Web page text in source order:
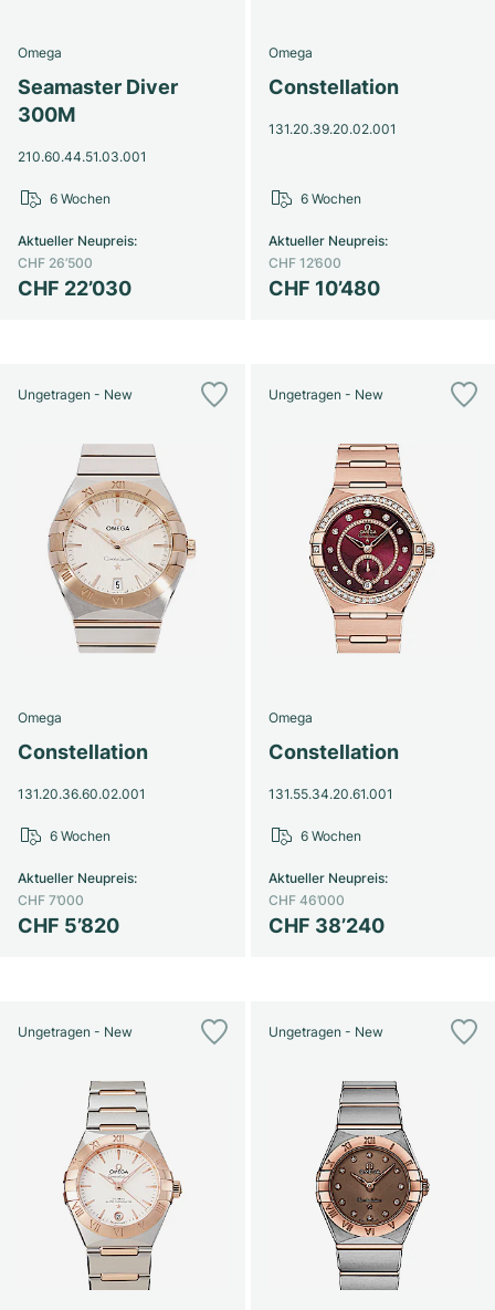
Omega
Seamaster Diver
300M
210.60.44.51.03.001
CHF 22’030
Aktueller Neupreis:
CHF 26’500
6 Wochen
Omega
Constellation
131.20.39.20.02.001
CHF 10’480
Aktueller Neupreis:
CHF 12’600
6 Wochen
Ungetragen - New
Omega
Constellation
131.20.36.60.02.001
CHF 5’820
Aktueller Neupreis:
CHF 7’000
6 Wochen
Ungetragen - New
Omega
Constellation
131.55.34.20.61.001
CHF 38’240
Aktueller Neupreis:
CHF 46’000
6 Wochen
Ungetragen - New Ungetragen - New